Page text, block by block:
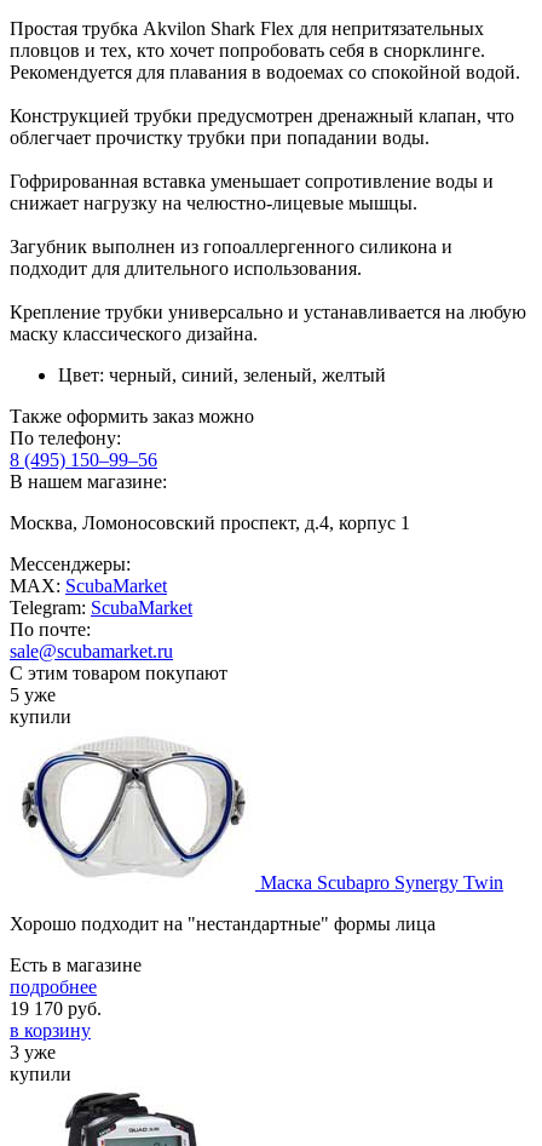
Простая трубка Akvilon Shark Flex для непритязательных
пловцов и тех, кто хочет попробовать себя в снорклинге.
Рекомендуется для плавания в водоемах со спокойной водой.
Конструкцией трубки предусмотрен дренажный клапан, что
облегчает прочистку трубки при попадании воды.
Гофрированная вставка уменьшает сопротивление воды и
снижает нагрузку на челюстно-лицевые мышцы.
Загубник выполнен из гопоаллергенного силикона и
подходит для длительного использования.
Крепление трубки универсально и устанавливается на любую
маску классического дизайна.
Цвет: черный, синий, зеленый, желтый
Также оформить заказ можно
По телефону:
8 (495) 150–99–56
В нашем магазине:
Москва, Ломоносовский проспект, д.4, корпус 1
Мессенджеры:
MAX: ScubaMarket
Telegram: ScubaMarket
По почте:
sale@scubamarket.ru
С этим товаром покупают
5 уже
купили
Маска Scubapro Synergy Twin
Хорошо подходит на "нестандартные" формы лица
Есть в магазине
подробнее
19 170 руб.
в корзину
3 уже
купили